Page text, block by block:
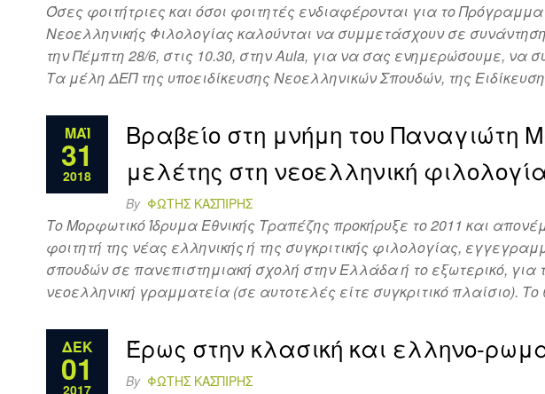
Όσες φοιτήτριες και όσοι φοιτητές ενδιαφέρονται για το
Νεοελληνικής Φιλολογίας καλούνται να συμμετάσχουν σε συνάντηση
την Πέμπτη 28/6, στις 10.30, στην Aula, για να σας ενημερώσουμε, να
Τα μέλη ΔΕΠ της υποειδίκευσης Νεοελληνικών Σπουδών, της
ΜΆΙ
31
2018
Βραβείο στη μνήμη του Παναγιώτη
μελέτης στη νεοελληνική
By ΦΏΤΗΣ ΚΑΣΠΊΡΗΣ
Το Μορφωτικό Ίδρυμα Εθνικής Τραπέζης προκήρυξε το 2011 και
φοιτητή της νέας ελληνικής ή της συγκριτικής φιλολογίας,
σπουδών σε πανεπιστημιακή σχολή στην Ελλάδα ή το εξωτερικό,
νεοελληνική γραμματεία (σε αυτοτελές είτε συγκριτικό πλαίσιο).
ΔΕΚ
01
2017
Έρως στην κλασική και ελληνο-
By ΦΏΤΗΣ ΚΑΣΠΊΡΗΣ